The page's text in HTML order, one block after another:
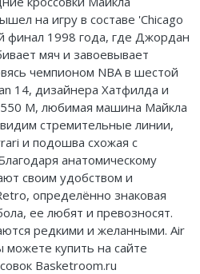
на игру в составе 'Chicago
финал 1998 года, где Джордан
мяч и завоевывает
чемпионом NBA в шестой
14, дизайнера Хатфилда и
M, любимая машина Майкла
стремительные линии,
и подошва схожая с
анатомическому
своим удобством и
определённо знаковая
ее любят и превозносят.
редкими и желанными. Air
можете купить на сайте
Basketroom.ru